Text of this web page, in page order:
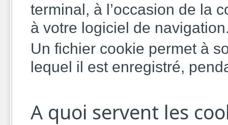
terminal, à l’occasion de la
à votre logiciel de
Un fichier cookie permet à
lequel il est enregistré,
A quoi servent les